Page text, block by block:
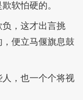
软怕硬的。
，这才出言挑
便立马偃旗息鼓
，也一个个将视